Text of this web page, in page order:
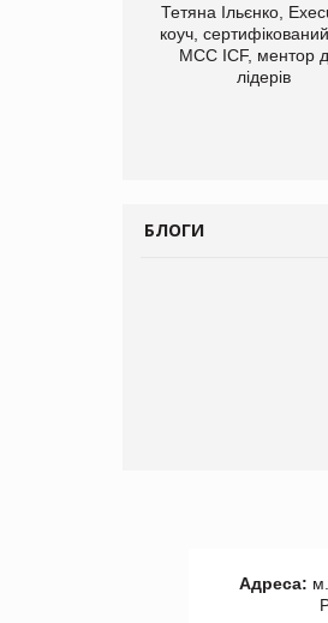
Тетяна Ільєнко,
коуч,
МСС ICF, ментор
лідерів
БЛОГИ
Адреса: